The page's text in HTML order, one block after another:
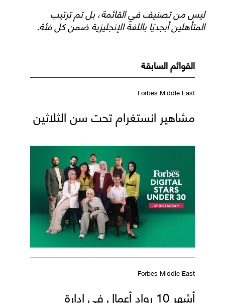
ليس من تصنيف في القائمة، بل تم ترتيب
المتأهلين أبجديًا باللغة الإنجليزية ضمن كل فئة.
القوائم السابقة
Forbes Middle East
مشاهير انستغرام تحت سن الثلاثين
Forbes Middle East
أشهر 10 رواد أعمال في إدارة